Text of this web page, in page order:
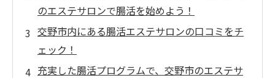
のエステサロンで腸活を始めよう！
交野市内にある腸活エステサロンの口コミをチ
ェック！
充実した腸活プログラムで、交野市のエステサ